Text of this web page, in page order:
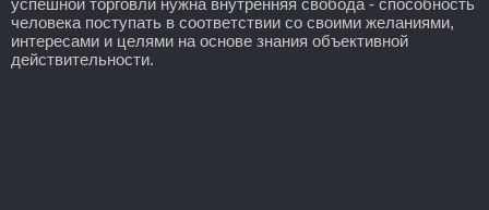
человека поступать в соответствии со своими желаниями,
интересами и целями на основе знания объективной
действительности.